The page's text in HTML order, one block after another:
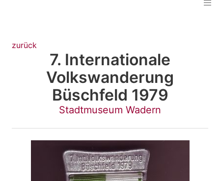
zurück
7. Internationale
Volkswanderung
Büschfeld 1979
Stadtmuseum Wadern